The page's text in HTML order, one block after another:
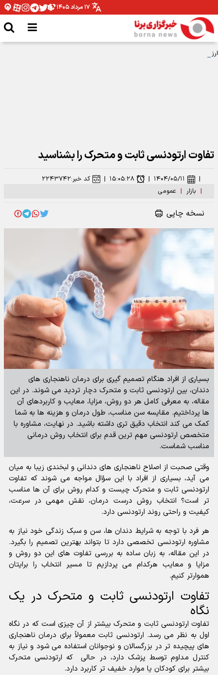
۱۷ مرداد ۱۴۰۵
ارز ریپل + قیمت
تفاوت ارتودنسی ثابت و متحرک را بشناسید
| بازار | عمومی
| ۱۴۰۴/۰۵/۱۱ | ۱۵:۰۵:۲۸ | کد خبر:۲۲۴۳۷۴۲
نسخه چاپی
بسیاری از افراد هنگام تصمیم گیری برای درمان ناهنجاری های
دندان، بین ارتودنسی ثابت و متحرک دچار تردید می شوند. در این
مقاله، به معرفی کامل هر دو روش، مزایا، معایب و کاربردهای آن
ها پرداختیم. مقایسه سن مناسب، طول درمان و هزینه ها به شما
کمک می کند انتخاب دقیق تری داشته باشید. در نهایت، مشاوره با
متخصص ارتودنسی مهم ترین قدم برای انتخاب روش درمانی
مناسب شماست.
وقتی صحبت از اصلاح ناهنجاری های دندانی و لبخندی زیبا به میان
می آید، بسیاری از افراد با این سؤال مواجه می شوند که تفاوت
ارتودنسی ثابت و متحرک چیست و کدام روش برای آن ها مناسب
تر است؟ انتخاب روش درست درمان، نقش مهمی در سرعت،
کیفیت و راحتی روند ارتودنسی دارد.
هر فرد با توجه به شرایط دندان ها، سن و سبک زندگی خود نیاز به
مشاوره ارتودنسی تخصصی دارد تا بتواند بهترین تصمیم را بگیرد.
در این مقاله، به زبان ساده به بررسی تفاوت های این دو روش و
مزایا و معایب هرکدام می پردازیم تا مسیر انتخاب را برایتان
هموارتر کنیم.
تفاوت ارتودنسی ثابت و متحرک در یک
نگاه
تفاوت ارتودنسی ثابت و متحرک بیشتر از آن چیزی است که در نگاه
اول به نظر می رسد. ارتودنسی ثابت معمولاً برای درمان ناهنجاری
های پیچیده تر در بزرگسالان و نوجوانان استفاده می شود و نیاز به
کنترل مداوم توسط پزشک دارد، در حالی که ارتودنسی متحرک
بیشتر برای کودکان یا موارد خفیف تر کاربرد دارد.